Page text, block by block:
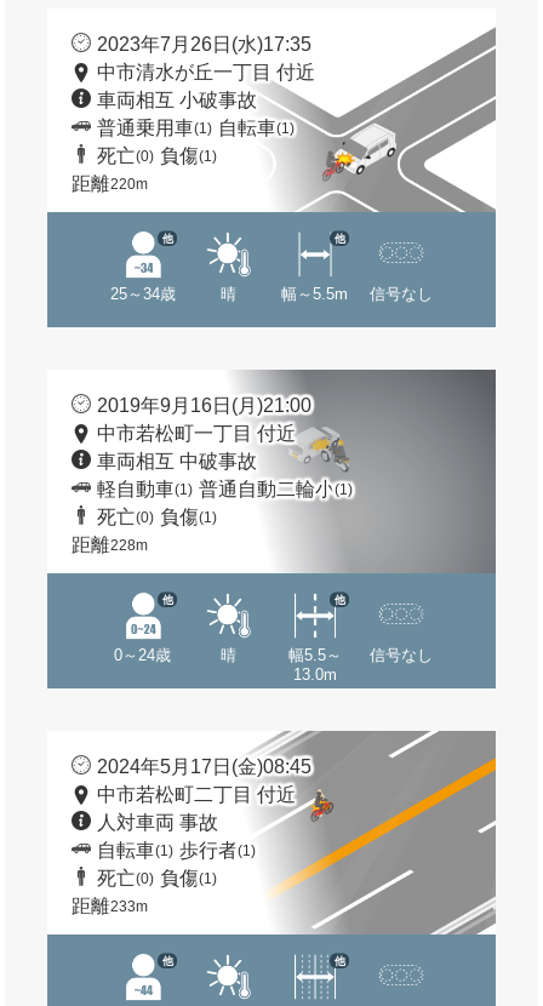
2023年7月26日(水)17:35
中市清水が丘一丁目 付近
車両相互 小破事故
普通乗用車(1) 自転車(1)
死亡(0) 負傷(1)
距離220m
25～34歳
他
晴 幅～5.5m
他
信号なし
2019年9月16日(月)21:00
中市若松町一丁目 付近
車両相互 中破事故
軽自動車(1) 普通自動二輪小(1)
死亡(0) 負傷(1)
距離228m
0～24歳
他
晴
幅5.5～
13.0m
他
信号なし
2024年5月17日(金)08:45
中市若松町二丁目 付近
人対車両 事故
自転車(1) 歩行者(1)
死亡(0) 負傷(1)
距離233m
他 他